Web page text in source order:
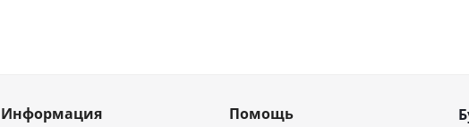
Информация Помощь